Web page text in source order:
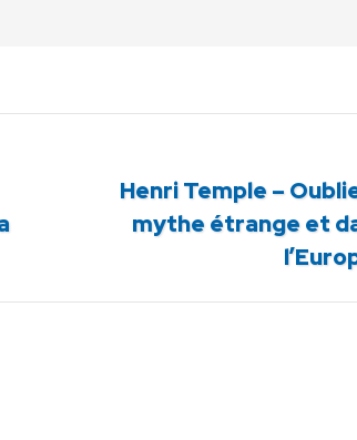
Henri Temple –
mythe étrange et